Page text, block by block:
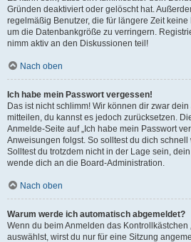
Gründen deaktiviert oder gelöscht hat.
regelmäßig Benutzer, die für längere Zeit
um die Datenbankgröße zu verringern.
nimm aktiv an den Diskussionen teil!
Nach oben
Ich habe mein Passwort vergessen!
Das ist nicht schlimm! Wir können dir zwar
mitteilen, du kannst es jedoch zurücksetzen.
Anmelde-Seite auf „Ich habe mein Passwort
Anweisungen folgst. So solltest du dich
Solltest du trotzdem nicht in der Lage sein,
wende dich an die Board-Administration.
Nach oben
Warum werde ich automatisch abgemeldet?
Wenn du beim Anmelden das Kontrollkästchen
auswählst, wirst du nur für eine Sitzung